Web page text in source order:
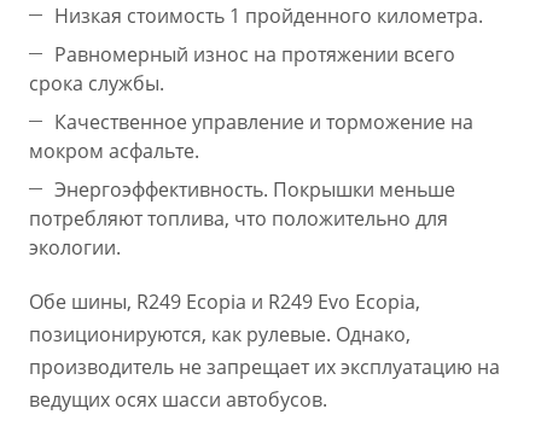
Низкая стоимость 1 пройденного километра.
Равномерный износ на протяжении всего
срока службы.
Качественное управление и торможение на
мокром асфальте.
Энергоэффективность. Покрышки меньше
потребляют топлива, что положительно для
экологии.
Обе шины, R249 Ecopia и R249 Evo Ecopia,
позиционируются, как рулевые. Однако,
производитель не запрещает их эксплуатацию на
ведущих осях шасси автобусов.